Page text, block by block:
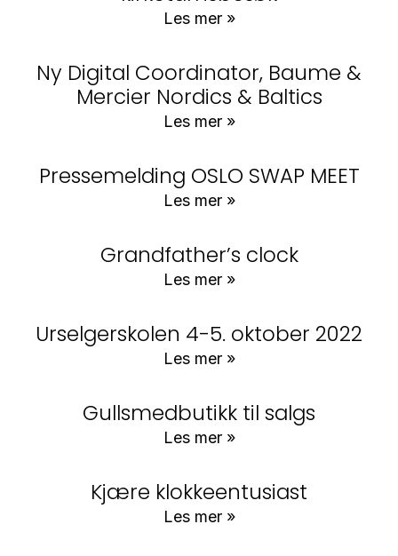
Les mer »
Ny Digital Coordinator, Baume &
Mercier Nordics & Baltics
Les mer »
Pressemelding OSLO SWAP MEET
Les mer »
Grandfather’s clock
Les mer »
Urselgerskolen 4-5. oktober 2022
Les mer »
Gullsmedbutikk til salgs
Les mer »
Kjære klokkeentusiast
Les mer »